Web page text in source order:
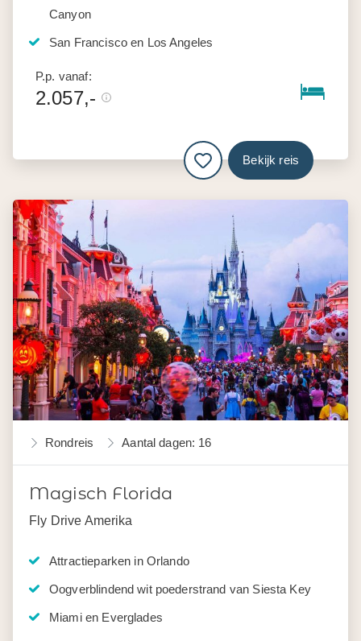
Canyon
San Francisco en Los Angeles
P.p. vanaf:
2.057,-
Bekijk reis
Rondreis Aantal dagen: 16
Magisch Florida
Fly Drive Amerika
Attractieparken in Orlando
Oogverblindend wit poederstrand van Siesta Key
Miami en Everglades